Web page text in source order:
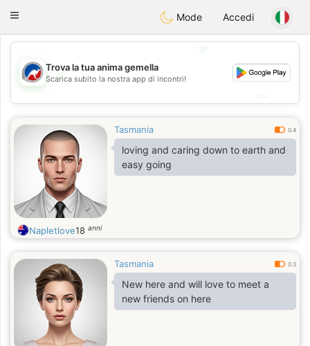
AustraliaChat
Toggle
Mode Accedi
💖
💕
Trova la tua anima gemella
Scarica subito la nostra app di incontri!
Tasmania 0.4
loving and caring down to earth and
easy going
Napletlove18 anni
Tasmania 0.3
New here and will love to meet a
new friends on here